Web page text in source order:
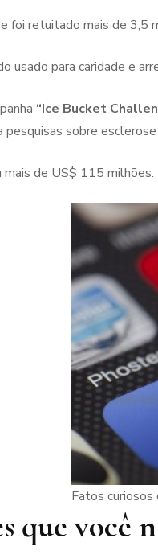
foi retuitado mais de 3,5
para caridade e
“Ice Bucket
pesquisas sobre
mais de US$ 115 milhões.
Fatos
que você